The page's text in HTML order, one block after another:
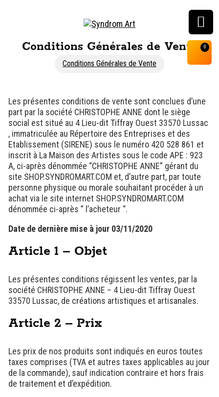
0
Customisation, graffiti
& street art shop
Conditions Générales de Vente
Conditions Générales de Vente
Les présentes conditions de vente sont conclues d’une
part par la société CHRISTOPHE ANNE dont le siège
social est situé au 4 Lieu-dit Tiffray Ouest 33570 Lussac
, immatriculée au Répertoire des Entreprises et des
Etablissement (SIRENE) sous le numéro 420 528 861 et
inscrit à La Maison des Artistes sous le code APE : 923
A, ci-après dénommée “CHRISTOPHE ANNE” gérant du
site SHOP.SYNDROMART.COM et, d’autre part, par toute
personne physique ou morale souhaitant procéder à un
achat via le site internet SHOP.SYNDROMART.COM
dénommée ci-après ” l’acheteur “.
Date de dernière mise à jour 03/11/2020
Article 1 – Objet
Les présentes conditions régissent les ventes, par la
société CHRISTOPHE ANNE – 4 Lieu-dit Tiffray Ouest
33570 Lussac, de créations artistiques et artisanales.
Article 2 – Prix
Les prix de nos produits sont indiqués en euros toutes
taxes comprises (TVA et autres taxes applicables au jour
de la commande), sauf indication contraire et hors frais
de traitement et d’expédition.